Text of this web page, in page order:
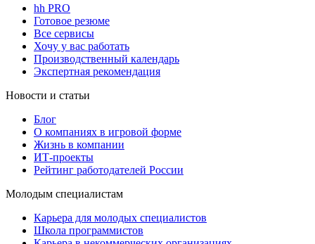
hh PRO
Готовое резюме
Все сервисы
Хочу у вас работать
Производственный календарь
Экспертная рекомендация
Новости и статьи
Блог
О компаниях в игровой форме
Жизнь в компании
ИТ-проекты
Рейтинг работодателей России
Молодым специалистам
Карьера для молодых специалистов
Школа программистов